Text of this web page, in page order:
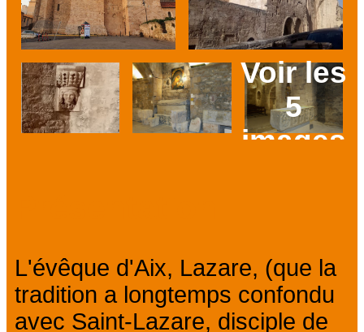
Voir les
5
images
L'évêque d'Aix, Lazare, (que la
tradition a longtemps confondu
avec Saint-Lazare, disciple de